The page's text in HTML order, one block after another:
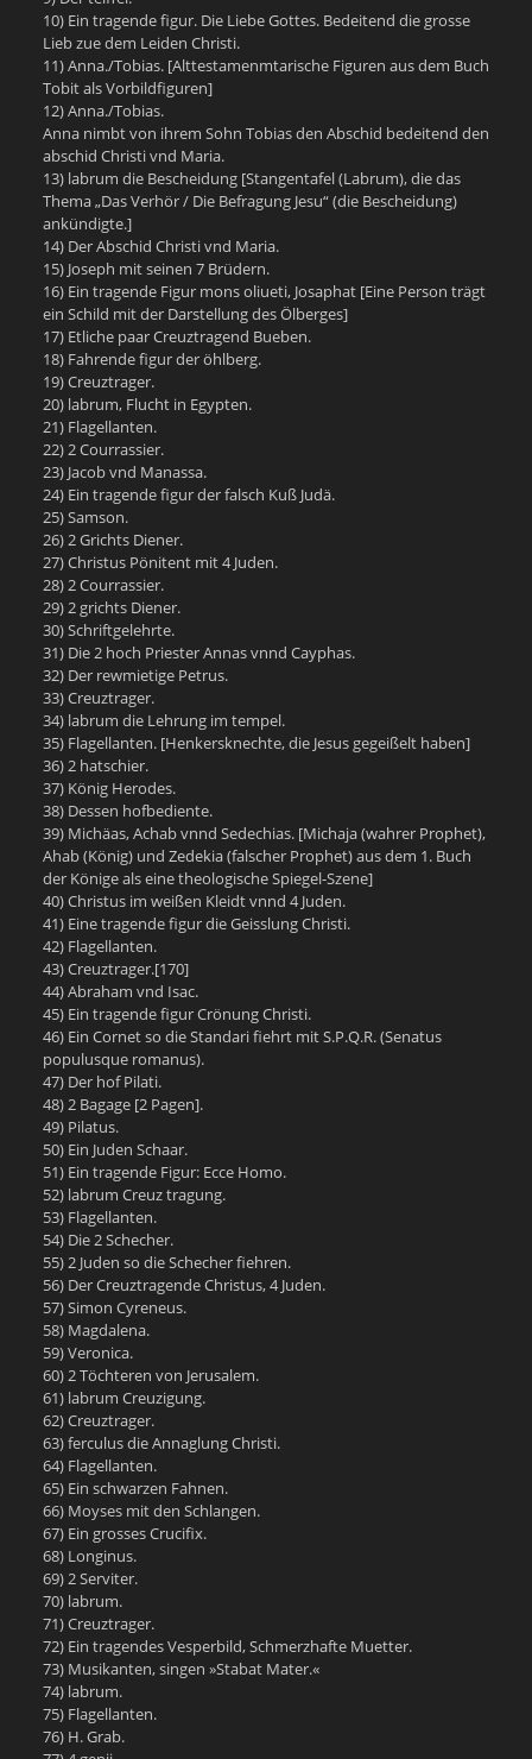
10) Ein tragende figur. Die Liebe Gottes. Bedeitend die grosse
Lieb zue dem Leiden Christi.
11) Anna./Tobias. [Alttestamenmtarische Figuren aus dem Buch
Tobit als Vorbildfiguren]
12) Anna./Tobias.
Anna nimbt von ihrem Sohn Tobias den Abschid bedeitend den
abschid Christi vnd Maria.
13) labrum die Bescheidung [Stangentafel (Labrum), die das
Thema „Das Verhör / Die Befragung Jesu“ (die Bescheidung)
ankündigte.]
14) Der Abschid Christi vnd Maria.
15) Joseph mit seinen 7 Brüdern.
16) Ein tragende Figur mons oliueti, Josaphat [Eine Person trägt
ein Schild mit der Darstellung des Ölberges]
17) Etliche paar Creuztragend Bueben.
18) Fahrende figur der öhlberg.
19) Creuztrager.
20) labrum, Flucht in Egypten.
21) Flagellanten.
22) 2 Courrassier.
23) Jacob vnd Manassa.
24) Ein tragende figur der falsch Kuß Judä.
25) Samson.
26) 2 Grichts Diener.
27) Christus Pönitent mit 4 Juden.
28) 2 Courrassier.
29) 2 grichts Diener.
30) Schriftgelehrte.
31) Die 2 hoch Priester Annas vnnd Cayphas.
32) Der rewmietige Petrus.
33) Creuztrager.
34) labrum die Lehrung im tempel.
35) Flagellanten. [Henkersknechte, die Jesus gegeißelt haben]
36) 2 hatschier.
37) König Herodes.
38) Dessen hofbediente.
39) Michäas, Achab vnnd Sedechias. [Michaja (wahrer Prophet),
Ahab (König) und Zedekia (falscher Prophet) aus dem 1. Buch
der Könige als eine theologische Spiegel-Szene]
40) Christus im weißen Kleidt vnnd 4 Juden.
41) Eine tragende figur die Geisslung Christi.
42) Flagellanten.
43) Creuztrager.[170]
44) Abraham vnd Isac.
45) Ein tragende figur Crönung Christi.
46) Ein Cornet so die Standari fiehrt mit S.P.Q.R. (Senatus
populusque romanus).
47) Der hof Pilati.
48) 2 Bagage [2 Pagen].
49) Pilatus.
50) Ein Juden Schaar.
51) Ein tragende Figur: Ecce Homo.
52) labrum Creuz tragung.
53) Flagellanten.
54) Die 2 Schecher.
55) 2 Juden so die Schecher fiehren.
56) Der Creuztragende Christus, 4 Juden.
57) Simon Cyreneus.
58) Magdalena.
59) Veronica.
60) 2 Töchteren von Jerusalem.
61) labrum Creuzigung.
62) Creuztrager.
63) ferculus die Annaglung Christi.
64) Flagellanten.
65) Ein schwarzen Fahnen.
66) Moyses mit den Schlangen.
67) Ein grosses Crucifix.
68) Longinus.
69) 2 Serviter.
70) labrum.
71) Creuztrager.
72) Ein tragendes Vesperbild, Schmerzhafte Muetter.
73) Musikanten, singen »Stabat Mater.«
74) labrum.
75) Flagellanten.
76) H. Grab.